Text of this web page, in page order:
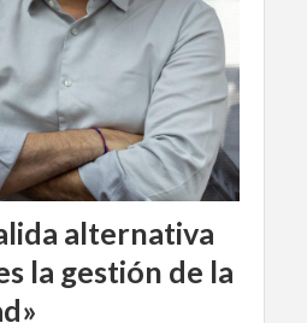
alternativa
la gestión de la